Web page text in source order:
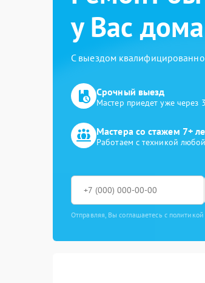
у Вас дома
С выездом
Срочный выезд
Мастер приедет уже через
Мастера со стажем 7+
Работаем с техникой
Отправляя, Вы соглашаетесь с